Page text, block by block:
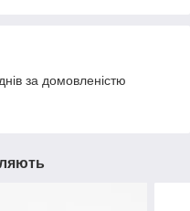
за домовленістю